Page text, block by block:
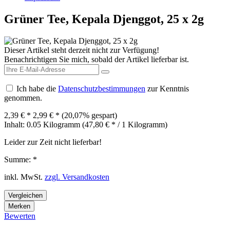
Grüner Tee, Kepala Djenggot, 25 x 2g
Dieser Artikel steht derzeit nicht zur Verfügung!
Benachrichtigen Sie mich, sobald der Artikel lieferbar ist.
Ich habe die Datenschutzbestimmungen zur Kenntnis
genommen.
2,39 € * 2,99 € * (20,07% gespart)
Inhalt: 0.05 Kilogramm (47,80 € * / 1 Kilogramm)
Leider zur Zeit nicht lieferbar!
Summe: *
inkl. MwSt. zzgl. Versandkosten
Vergleichen
Merken
Bewerten